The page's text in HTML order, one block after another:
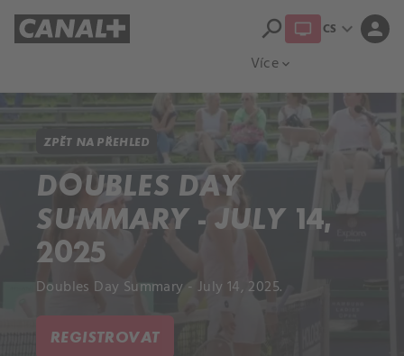
Více expand_more
search CS expand_more person
ZPĚT NA PŘEHLED
DOUBLES DAY
SUMMARY - JULY 14,
2025
Doubles Day Summary - July 14, 2025.
REGISTROVAT